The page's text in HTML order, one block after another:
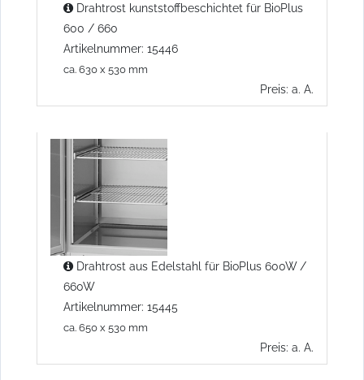
Drahtrost kunststoffbeschichtet für BioPlus
600 / 660
Artikelnummer: 15446
ca. 630 x 530 mm
Preis: a. A.
Drahtrost aus Edelstahl für BioPlus 600W /
660W
Artikelnummer: 15445
ca. 650 x 530 mm
Preis: a. A.